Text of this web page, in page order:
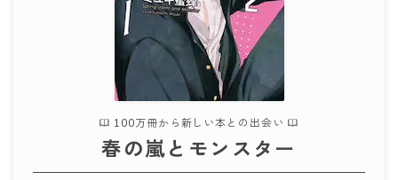
100万冊から新しい本との出会い
春の嵐とモンスター